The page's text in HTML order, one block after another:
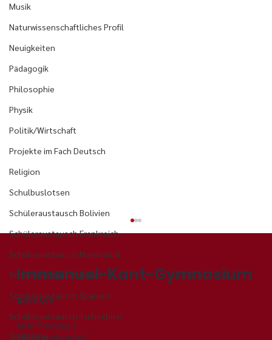
Musik
Naturwissenschaftliches Profil
Neuigkeiten
Pädagogik
Philosophie
Physik
Politik/Wirtschaft
Projekte im Fach Deutsch
Religion
Schulbuslotsen
Schüleraustausch Bolivien
Schüleraustausch Frankreich
Schüleraustausch Nordirland
Schüleraustausch Polen
Schüleraustausch Spanien
Schüleraustausch Tschechien
Schülerrat
Immanuel-Kant-Gymnasium
Adresse
Alter Postweg 1
29331 Lachendorf